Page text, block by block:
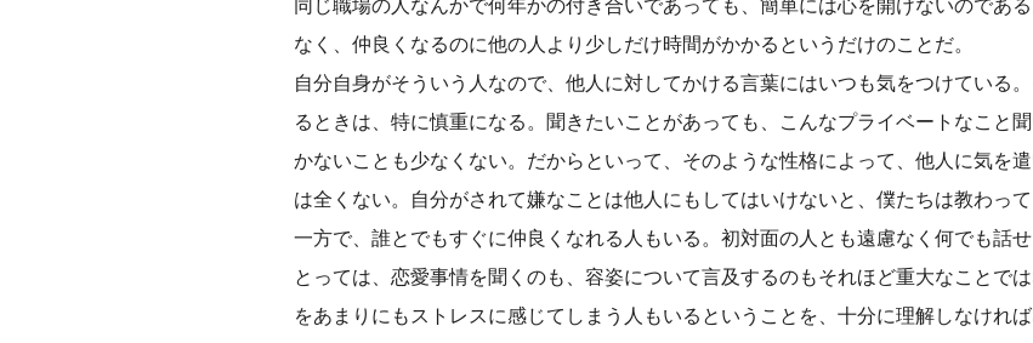
同じ職場の人なんかで何年かの付き合いであっても、簡単には心を開けないのであ
なく、仲良くなるのに他の人より少しだけ時間がかかるというだけのことだ。
自分自身がそういう人なので、他人に対してかける言葉にはいつも気をつけている
るときは、特に慎重になる。聞きたいことがあっても、こんなプライベートなこと
かないことも少なくない。だからといって、そのような性格によって、他人に気を
は全くない。自分がされて嫌なことは他人にもしてはいけないと、僕たちは教わって
一方で、誰とでもすぐに仲良くなれる人もいる。初対面の人とも遠慮なく何でも話
とっては、恋愛事情を聞くのも、容姿について言及するのもそれほど重大なことで
をあまりにもストレスに感じてしまう人もいるということを、十分に理解しなければ